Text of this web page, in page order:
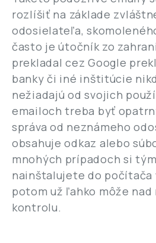
rozlíšiť na základe
odosielateľa,
často je útočník zo
prekladal cez Google
banky či iné inštitúcie
nežiadajú od svojich
emailoch treba byť
správa od neznámeho
obsahuje odkaz alebo
mnohých prípadoch si
nainštalujete do počítača
potom už ľahko môže
kontrolu.